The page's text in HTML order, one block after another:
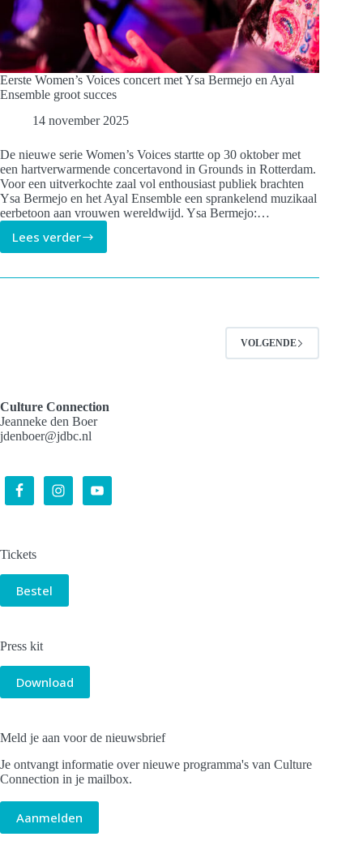
Eerste Women’s Voices concert met Ysa Bermejo en Ayal
Ensemble groot succes
14 november 2025
De nieuwe serie Women’s Voices startte op 30 oktober met
een hartverwarmende concertavond in Grounds in Rotterdam.
Voor een uitverkochte zaal vol enthousiast publiek brachten
Ysa Bermejo en het Ayal Ensemble een sprankelend muzikaal
eerbetoon aan vrouwen wereldwijd. Ysa Bermejo:…
Lees verder
Eerste
Voices
groot
succes
VOLGENDE
Culture Connection
Jeanneke den Boer
jdenboer@jdbc.nl
Tickets
Bestel
Press kit
Download
Meld je aan voor de nieuwsbrief
Je ontvangt informatie over nieuwe programma's van Culture
Connection in je mailbox.
Aanmelden